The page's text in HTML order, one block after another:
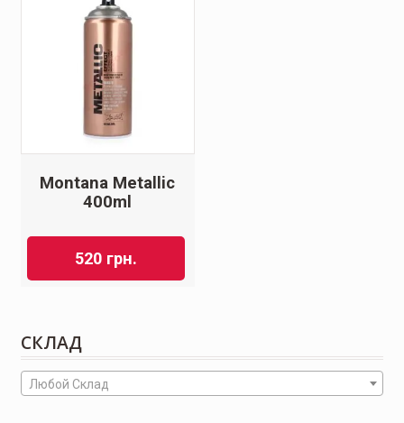
Montana Metallic
400ml
520 грн.
СКЛАД
Любой Склад